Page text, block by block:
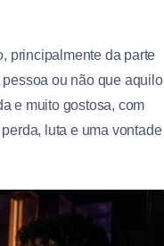
principalmente da parte
ou não que aquilo
e muito gostosa, com
luta e uma vontade